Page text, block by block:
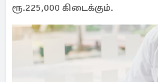
ரூ.225,000 கிடைக்கும்.